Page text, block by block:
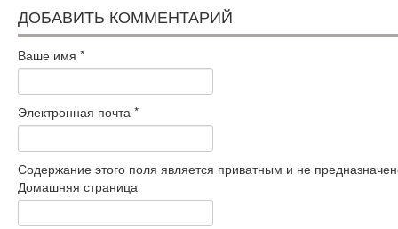
ДОБАВИТЬ КОММЕНТАРИЙ
Ваше имя *
Электронная почта *
Содержание этого поля является приватным и не
Домашняя страница